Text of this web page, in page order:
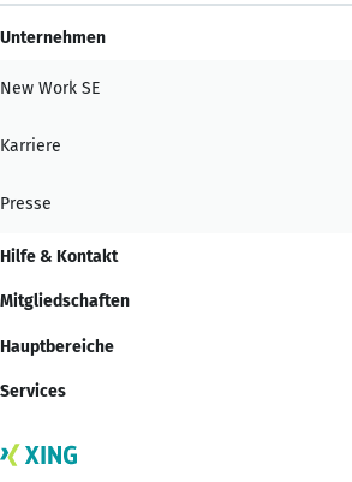
Unternehmen
New Work SE
Karriere
Presse
Hilfe & Kontakt
Mitgliedschaften
Hauptbereiche
Services